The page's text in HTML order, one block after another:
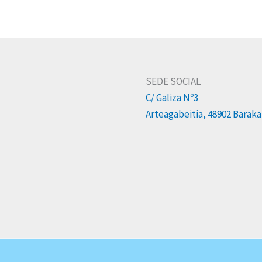
SEDE SOCIAL
C/ Galiza Nº3
Arteagabeitia, 48902